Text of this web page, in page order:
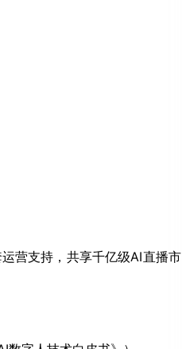
营支持，共享千亿级AI直播市